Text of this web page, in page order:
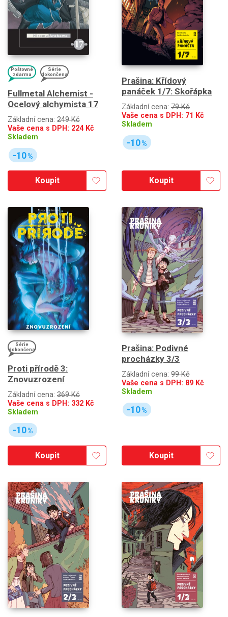
Poštovné
zdarma
Série
dokončena
Fullmetal Alchemist -
Ocelový alchymista 17
Základní cena: 249 Kč
Vaše cena s DPH: 224Kč
Skladem
-10%
Koupit
Prašina: Křídový
panáček 1/7: Skořápka
Základní cena: 79 Kč
Vaše cena s DPH: 71 Kč
Skladem
-10%
Koupit
Série
dokončena
Proti přírodě 3:
Znovuzrození
Základní cena: 369 Kč
Vaše cena s DPH: 332 Kč
Skladem
-10%
Koupit
Prašina: Podivné
procházky 3/3
Základní cena: 99 Kč
Vaše cena s DPH: 89 Kč
Skladem
-10%
Koupit